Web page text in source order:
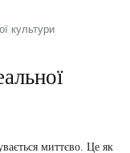
культури
миттєво. Це як